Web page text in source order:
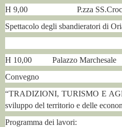
H 9,00 P.zza
Spettacolo degli sbandieratori di
H 10,00 Palazzo Marchesale
Convegno
“TRADIZIONI, TURISMO E
sviluppo del territorio e delle
Programma dei lavori: